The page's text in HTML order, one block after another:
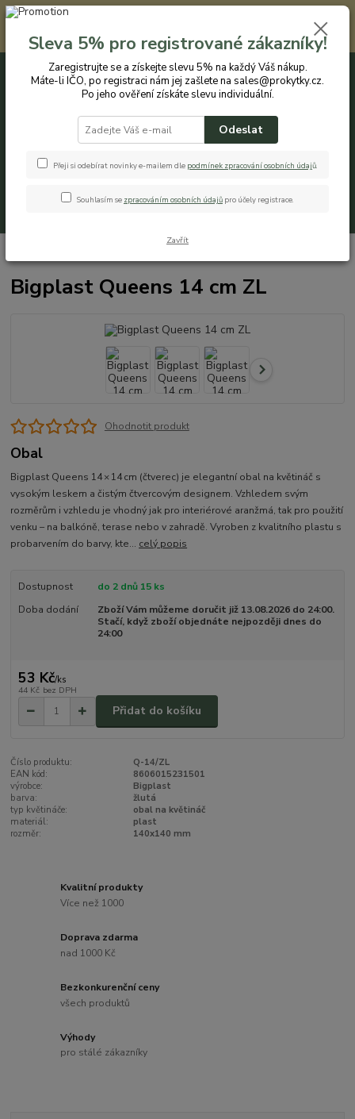
Registrovaným zákazníkům nabízíme slevu 5% na každý nákup. Máte-li
IČO, po registraci nám jej zašlete na sales@prokytky.cz. Po jeho ověření
získáte slevu individuální. Přejít na registraci →
CZK
+420 774 544 973 0ks
Bigplast Queens 14 cm ZL
Ohodnotit produkt
Obal
Bigplast Queens 14 × 14 cm (čtverec) je elegantní obal na květináč s
vysokým leskem a čistým čtvercovým designem. Vzhledem svým
rozměrům i vzhledu je vhodný jak pro interiérové aranžmá, tak pro použití
venku – na balkóně, terase nebo v zahradě. Vyroben z kvalitního plastu s
probarvením do barvy, kte... celý popis
Dostupnost
do 2 dnů 15 ks
Doba dodání
Zboží Vám můžeme doručit již 13.08.2026 do 24:00.
Stačí, když zboží objednáte nejpozději dnes do
24:00
53 Kč/ks
44 Kč bez DPH
Přidat do košíku
Číslo produktu:
Q-14/ZL
EAN kód:
8606015231501
výrobce:
Bigplast
barva:
žlutá
typ květináče:
obal na květináč
materiál:
plast
rozměr:
140x140 mm
Kvalitní produkty
Více než 1000
Doprava zdarma
nad 1000 Kč
Bezkonkurenční ceny
všech produktů
Výhody
pro stálé zákazníky
Sleva 5% pro registrované zákazníky!
Zaregistrujte se a získejte slevu 5% na každý Váš nákup.
Máte-li IČO, po registraci nám jej zašlete na sales@prokytky.cz.
Po jeho ověření získáte slevu individuální.
Odeslat
Přeji si odebírat novinky e-mailem dle podmínek zpracování osobních údajů.
Souhlasím se zpracováním osobních údajů pro účely registrace.
Zavřít